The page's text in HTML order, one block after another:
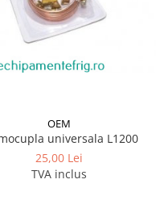
OEM
universala L1200
25,00 Lei
TVA inclus